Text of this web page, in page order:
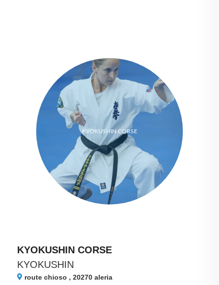
KYOKUSHIN CORSE
KYOKUSHIN CORSE
KYOKUSHIN
route chioso , 20270 aleria